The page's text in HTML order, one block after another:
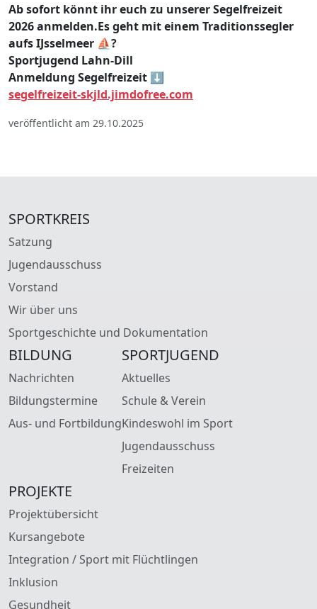
Ab sofort könnt ihr euch zu unserer Segelfreizeit
2026 anmelden.Es geht mit einem Traditionssegler
aufs IJsselmeer ⛵?
Sportjugend Lahn-Dill
Anmeldung Segelfreizeit ⬇️
segelfreizeit-skjld.jimdofree.com
veröffentlicht am 29.10.2025
SPORTKREIS
Satzung
Jugendausschuss
Vorstand
Wir über uns
Sportgeschichte und Dokumentation
BILDUNG
Nachrichten
Bildungstermine
Aus- und Fortbildung
SPORTJUGEND
Aktuelles
Schule & Verein
Kindeswohl im Sport
Jugendausschuss
Freizeiten
PROJEKTE
Projektübersicht
Kursangebote
Integration / Sport mit Flüchtlingen
Inklusion
Gesundheit